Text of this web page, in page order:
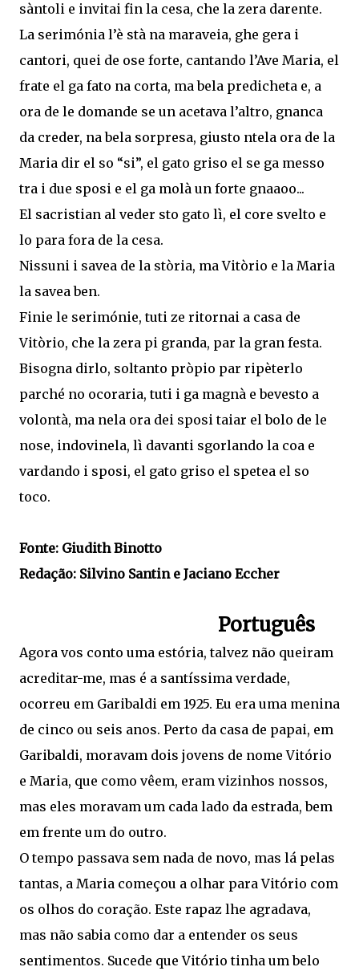
sàntoli e invitai fin la cesa, che la zera darente.
La serimónia l’è stà na maraveia, ghe gera i
cantori, quei de ose forte, cantando l’Ave Maria, el
frate el ga fato na corta, ma bela predicheta e, a
ora de le domande se un acetava l’altro, gnanca
da creder, na bela sorpresa, giusto ntela ora de la
Maria dir el so “si”, el gato griso el se ga messo
tra i due sposi e el ga molà un forte gnaaoo...
El sacristian al veder sto gato lì, el core svelto e
lo para fora de la cesa.
Nissuni i savea de la stòria, ma Vitòrio e la Maria
la savea ben.
Finie le serimónie, tuti ze ritornai a casa de
Vitòrio, che la zera pi granda, par la gran festa.
Bisogna dirlo, soltanto pròpio par ripèterlo
parché no ocoraria, tuti i ga magnà e bevesto a
volontà, ma nela ora dei sposi taiar el bolo de le
nose, indovinela, lì davanti sgorlando la coa e
vardando i sposi, el gato griso el spetea el so
toco.
Fonte: Giudith Binotto
Redação: Silvino Santin e Jaciano Eccher
Português
Agora vos conto uma estória, talvez não queiram
acreditar-me, mas é a santíssima verdade,
ocorreu em Garibaldi em 1925. Eu era uma menina
de cinco ou seis anos. Perto da casa de papai, em
Garibaldi, moravam dois jovens de nome Vitório
e Maria, que como vêem, eram vizinhos nossos,
mas eles moravam um cada lado da estrada, bem
em frente um do outro.
O tempo passava sem nada de novo, mas lá pelas
tantas, a Maria começou a olhar para Vitório com
os olhos do coração. Este rapaz lhe agradava,
mas não sabia como dar a entender os seus
sentimentos. Sucede que Vitório tinha um belo